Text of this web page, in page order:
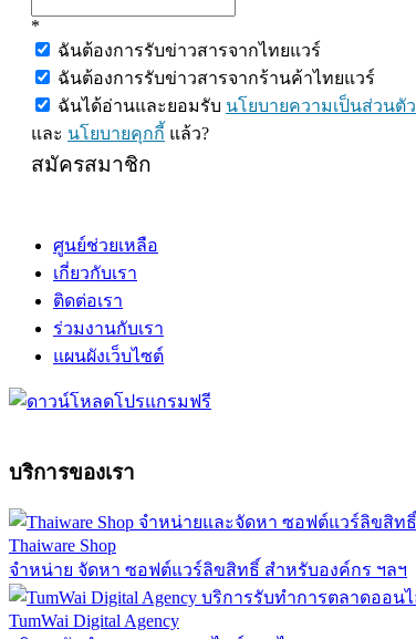
*
ฉันต้องการรับข่าวสารจากไทยแวร์
ฉันต้องการรับข่าวสารจากร้านค้าไทยแวร์
ฉันได้อ่านและยอมรับ นโยบายความเป็นส่วนตัว
และ นโยบายคุกกี้ แล้ว?
สมัครสมาชิก
ศูนย์ช่วยเหลือ
เกี่ยวกับเรา
ติดต่อเรา
ร่วมงานกับเรา
แผนผังเว็บไซต์
บริการของเรา
Thaiware Shop
จำหน่าย จัดหา ซอฟต์แวร์ลิขสิทธิ์ สำหรับองค์กร ฯลฯ
TumWai Digital Agency